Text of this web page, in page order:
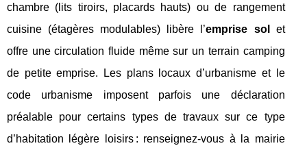
chambre (lits tiroirs, placards hauts) ou de rangement
cuisine (étagères modulables) libère l’emprise sol
et
offre une circulation fluide même sur un terrain camping
de petite emprise. Les plans locaux d’urbanisme et le
code urbanisme imposent parfois une déclaration
préalable pour certains types de travaux sur ce type
d’habitation légère loisirs : renseignez-vous à la mairie